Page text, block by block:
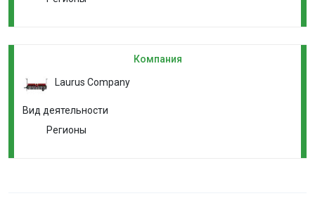
Компания
Laurus Company
Вид деятельности
Регионы